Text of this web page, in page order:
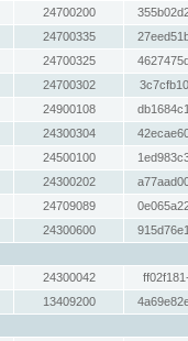
24700200
24700335
24700325
24700302
24900108
24300304
24500100
24300202
24709089
24300600
24300042
13409200